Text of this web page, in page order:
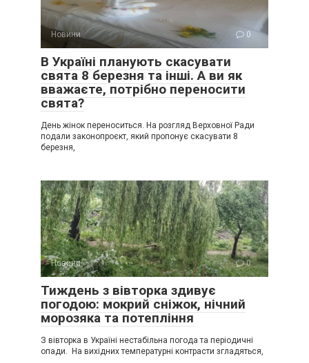
Новини 0
В Україні планують скасувати
свята 8 березня та інші. А ви як
вважаєте, потрібно переносити
свята?
День жінок переноситься. На розгляд Верховної Ради
подали законопроєкт, який пропонує скасувати 8
березня,
Новини 0
Тиждень з вівторка здивує
погодою: мокрий сніжок, нічний
морозяка та потепління
З вівторка в Україні нестабільна погода та періодичні
опади. На вихідних температурні контрасти згладяться,